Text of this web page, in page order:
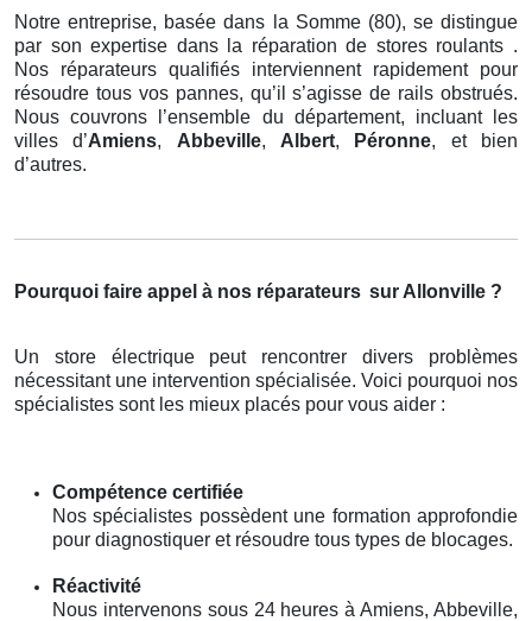
Notre entreprise, basée dans la Somme (80), se distingue
par son expertise dans la réparation de stores roulants .
Nos réparateurs qualifiés interviennent rapidement pour
résoudre tous vos pannes, qu’il s’agisse de rails obstrués.
Nous couvrons l’ensemble du département, incluant les
villes d’Amiens, Abbeville, Albert, Péronne, et bien
d’autres.
Pourquoi faire appel à nos réparateurs sur Allonville ?
Un store électrique peut rencontrer divers problèmes
nécessitant une intervention spécialisée. Voici pourquoi nos
spécialistes sont les mieux placés pour vous aider :
Compétence certifiée
Nos spécialistes possèdent une formation approfondie
pour diagnostiquer et résoudre tous types de blocages.
Réactivité
Nous intervenons sous 24 heures à Amiens, Abbeville,